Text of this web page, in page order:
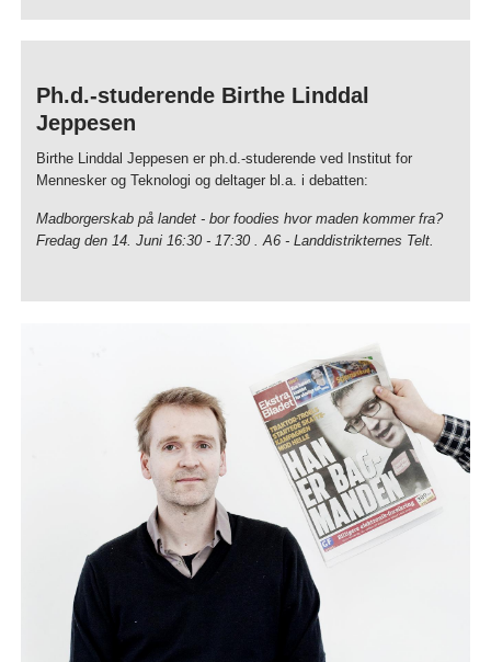
Ph.d.-studerende Birthe Linddal
Jeppesen
Birthe Linddal Jeppesen er ph.d.-studerende ved Institut for
Mennesker og Teknologi og deltager bl.a. i debatten:
Madborgerskab på landet - bor foodies hvor maden kommer fra?
Fredag den 14. Juni 16:30 - 17:30 . A6 - Landdistrikternes Telt.